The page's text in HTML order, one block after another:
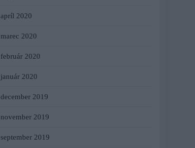
apríl 2020
marec 2020
február 2020
január 2020
december 2019
november 2019
september 2019